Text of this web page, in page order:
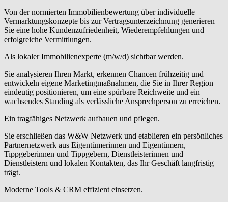
Von der normierten Immobilienbewertung über individuelle
Vermarktungskonzepte bis zur Vertragsunterzeichnung generieren
Sie eine hohe Kundenzufriedenheit, Wiederempfehlungen und
erfolgreiche Vermittlungen.
Als lokaler Immobilienexperte (m/w/d) sichtbar werden.
Sie analysieren Ihren Markt, erkennen Chancen frühzeitig und
entwickeln eigene Marketingmaßnahmen, die Sie in Ihrer Region
eindeutig positionieren, um eine spürbare Reichweite und ein
wachsendes Standing als verlässliche Ansprechperson zu erreichen.
Ein tragfähiges Netzwerk aufbauen und pflegen.
Sie erschließen das W&W Netzwerk und etablieren ein persönliches
Partnernetzwerk aus Eigentümerinnen und Eigentümern,
Tippgeberinnen und Tippgebern, Dienstleisterinnen und
Dienstleistern und lokalen Kontakten, das Ihr Geschäft langfristig
trägt.
Moderne Tools & CRM effizient einsetzen.